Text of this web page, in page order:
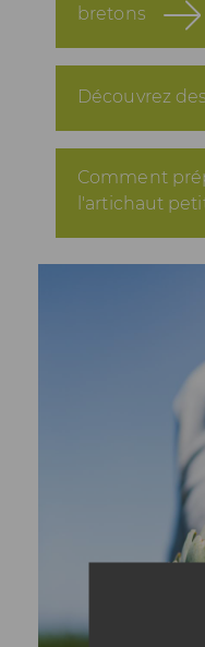
bretons
Découvrez
Comment
l'artichaut